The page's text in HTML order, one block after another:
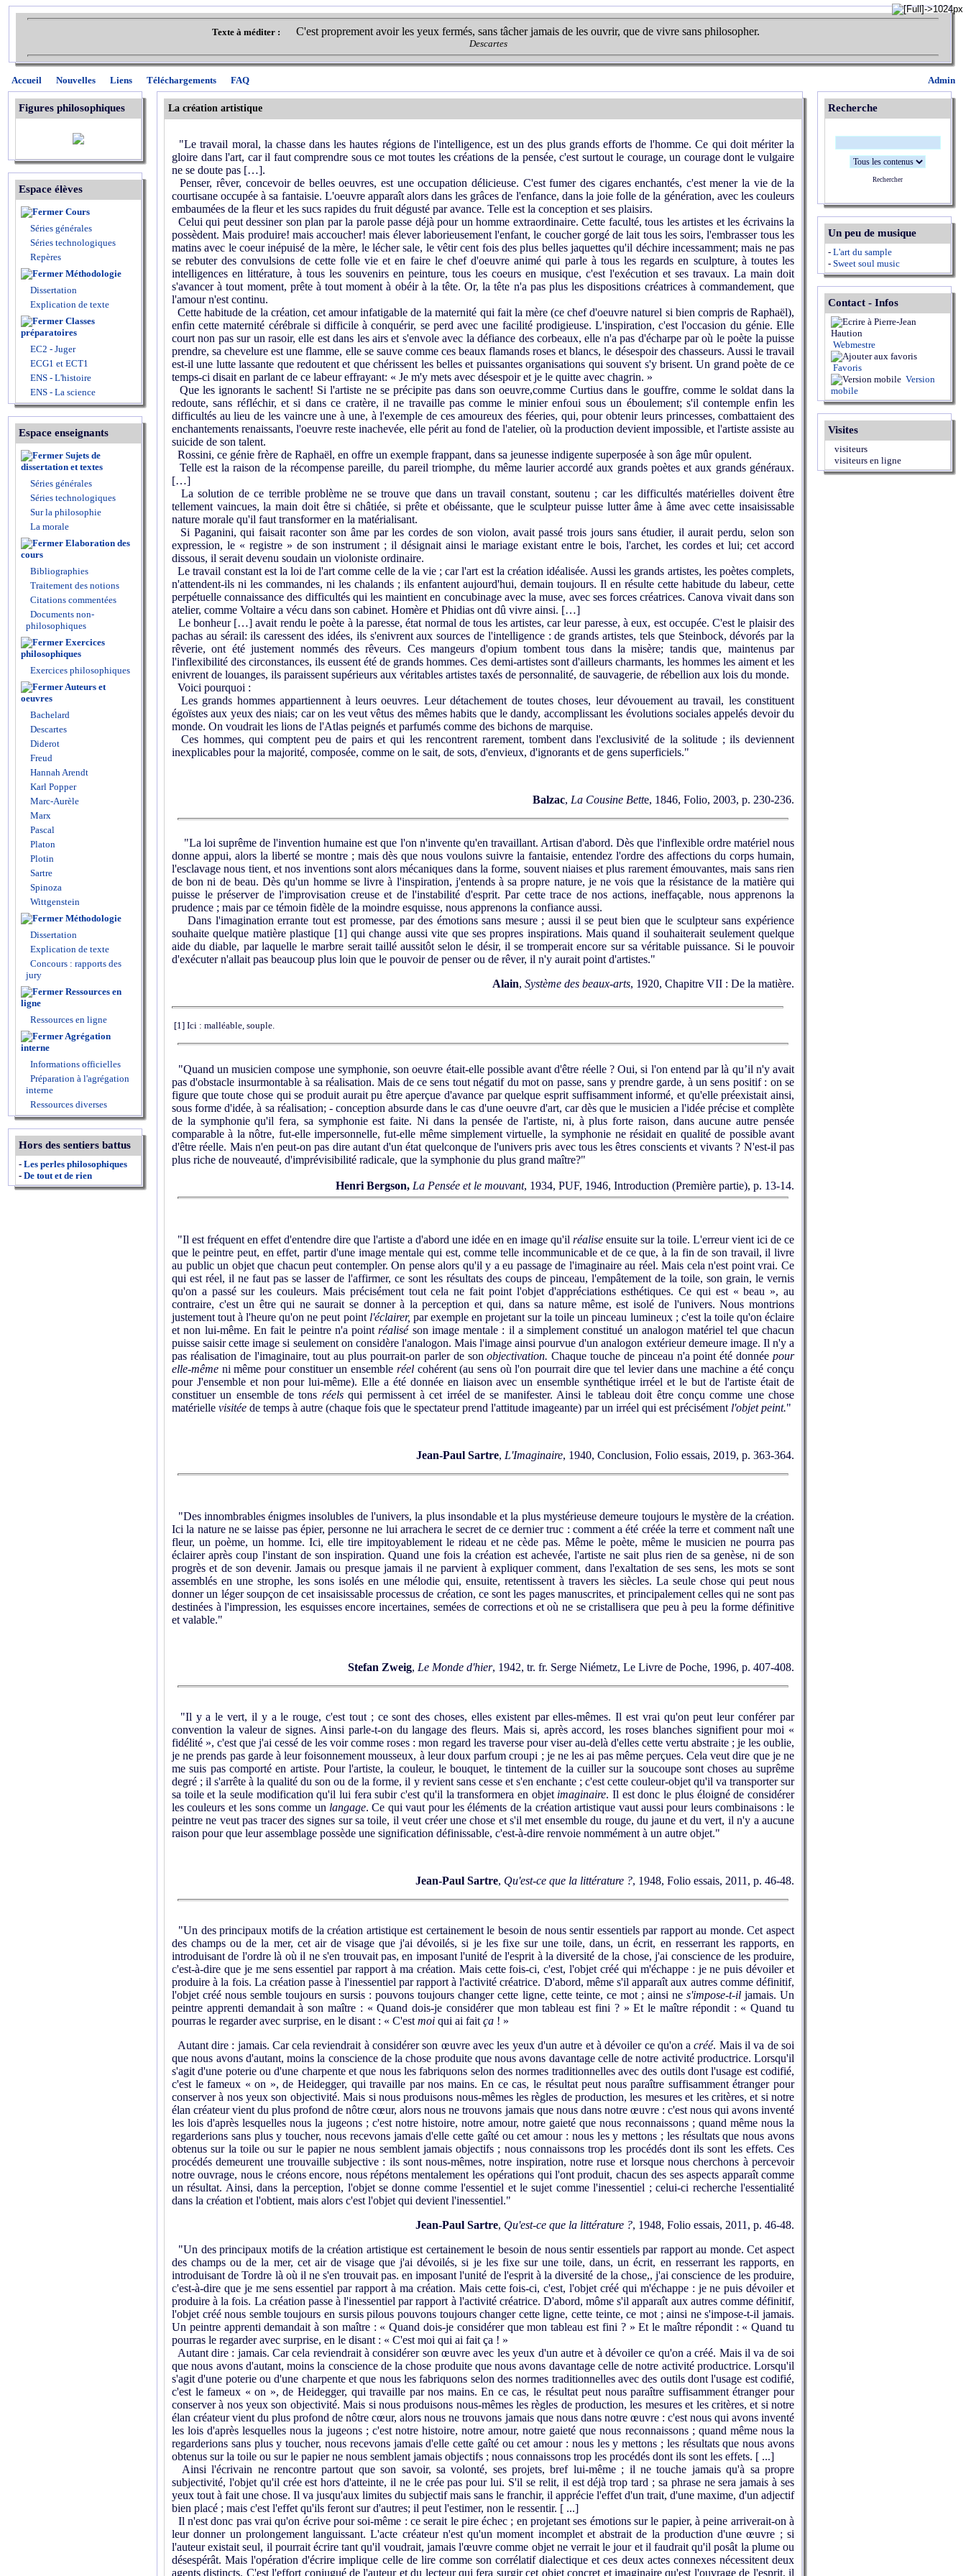
Texte à méditer : C'est proprement avoir les yeux fermés, sans tâcher jamais de les ouvrir, que de vivre sans philosopher.
Descartes
Admin
Accueil Nouvelles Liens Téléchargements FAQ
Figures philosophiques
Espace élèves
Cours
Séries générales
Séries technologiques
Repères
Méthodologie
Dissertation
Explication de texte
Classes
préparatoires
EC2 - Juger
ECG1 et ECT1
ENS - L'histoire
ENS - La science
Espace enseignants
Sujets de
dissertation et textes
Séries générales
Séries technologiques
Sur la philosophie
La morale
Elaboration des
cours
Bibliographies
Traitement des notions
Citations commentées
Documents non-
philosophiques
Exercices
philosophiques
Exercices philosophiques
Auteurs et
oeuvres
Bachelard
Descartes
Diderot
Freud
Hannah Arendt
Karl Popper
Marc-Aurèle
Marx
Pascal
Platon
Plotin
Sartre
Spinoza
Wittgenstein
Méthodologie
Dissertation
Explication de texte
Concours : rapports des
jury
Ressources en
ligne
Ressources en ligne
Agrégation
interne
Informations officielles
Préparation à l'agrégation
interne
Ressources diverses
Hors des sentiers battus
- Les perles philosophiques
- De tout et de rien
La création artistique
"Le travail moral, la chasse dans les hautes régions de l'intelligence, est un des plus grands efforts de l'homme. Ce qui doit mériter la
gloire dans l'art, car il faut comprendre sous ce mot toutes les créations de la pensée, c'est surtout le courage, un courage dont le vulgaire
ne se doute pas […].
Penser, rêver, concevoir de belles oeuvres, est une occupation délicieuse. C'est fumer des cigares enchantés, c'est mener la vie de la
courtisane occupée à sa fantaisie. L'oeuvre apparaît alors dans les grâces de l'enfance, dans la joie folle de la génération, avec les couleurs
embaumées de la fleur et les sucs rapides du fruit dégusté par avance. Telle est la conception et ses plaisirs.
Celui qui peut dessiner son plan par la parole passe déjà pour un homme extraordinaire. Cette faculté, tous les artistes et les écrivains la
possèdent. Mais produire! mais accoucher! mais élever laborieusement l'enfant, le coucher gorgé de lait tous les soirs, l'embrasser tous les
matins avec le coeur inépuisé de la mère, le lécher sale, le vêtir cent fois des plus belles jaquettes qu'il déchire incessamment; mais ne pas
se rebuter des convulsions de cette folle vie et en faire le chef d'oeuvre animé qui parle à tous les regards en sculpture, à toutes les
intelligences en littérature, à tous les souvenirs en peinture, tous les coeurs en musique, c'est l'exécution et ses travaux. La main doit
s'avancer à tout moment, prête à tout moment à obéir à la tête. Or, la tête n'a pas plus les dispositions créatrices à commandement, que
l'amour n'est continu.
Cette habitude de la création, cet amour infatigable de la maternité qui fait la mère (ce chef d'oeuvre naturel si bien compris de Raphaël),
enfin cette maternité cérébrale si difficile à conquérir, se perd avec une facilité prodigieuse. L'inspiration, c'est l'occasion du génie. Elle
court non pas sur un rasoir, elle est dans les airs et s'envole avec la défiance des corbeaux, elle n'a pas d'écharpe par où le poète la puisse
prendre, sa chevelure est une flamme, elle se sauve comme ces beaux flamands roses et blancs, le désespoir des chasseurs. Aussi le travail
est-il une lutte lassante que redoutent et que chérissent les belles et puissantes organisations qui souvent s'y brisent. Un grand poète de ce
temps-ci disait en parlant de ce labeur effrayant: « Je m'y mets avec désespoir et je le quitte avec chagrin. »
Que les ignorants le sachent! Si l'artiste ne se précipite pas dans son oeuvre,comme Curtius dans le gouffre, comme le soldat dans la
redoute, sans réfléchir, et si dans ce cratère, il ne travaille pas comme le minier enfoui sous un éboulement; s'il contemple enfin les
difficultés au lieu de les vaincre une à une, à l'exemple de ces amoureux des féeries, qui, pour obtenir leurs princesses, combattaient des
enchantements renaissants, l'oeuvre reste inachevée, elle périt au fond de l'atelier, où la production devient impossible, et l'artiste assiste au
suicide de son talent.
Rossini, ce génie frère de Raphaël, en offre un exemple frappant, dans sa jeunesse indigente superposée à son âge mûr opulent.
Telle est la raison de la récompense pareille, du pareil triomphe, du même laurier accordé aux grands poètes et aux grands généraux.
[…]
La solution de ce terrible problème ne se trouve que dans un travail constant, soutenu ; car les difficultés matérielles doivent être
tellement vaincues, la main doit être si châtiée, si prête et obéissante, que le sculpteur puisse lutter âme à âme avec cette insaisissable
nature morale qu'il faut transformer en la matérialisant.
Si Paganini, qui faisait raconter son âme par les cordes de son violon, avait passé trois jours sans étudier, il aurait perdu, selon son
expression, le « registre » de son instrument ; il désignait ainsi le mariage existant entre le bois, l'archet, les cordes et lui; cet accord
dissous, il serait devenu soudain un violoniste ordinaire.
Le travail constant est la loi de l'art comme celle de la vie ; car l'art est la création idéalisée. Aussi les grands artistes, les poètes complets,
n'attendent-ils ni les commandes, ni les chalands ; ils enfantent aujourd'hui, demain toujours. Il en résulte cette habitude du labeur, cette
perpétuelle connaissance des difficultés qui les maintient en concubinage avec la muse, avec ses forces créatrices. Canova vivait dans son
atelier, comme Voltaire a vécu dans son cabinet. Homère et Phidias ont dû vivre ainsi. […]
Le bonheur […] avait rendu le poète à la paresse, état normal de tous les artistes, car leur paresse, à eux, est occupée. C'est le plaisir des
pachas au sérail: ils caressent des idées, ils s'enivrent aux sources de l'intelligence : de grands artistes, tels que Steinbock, dévorés par la
rêverie, ont été justement nommés des rêveurs. Ces mangeurs d'opium tombent tous dans la misère; tandis que, maintenus par
l'inflexibilité des circonstances, ils eussent été de grands hommes. Ces demi-artistes sont d'ailleurs charmants, les hommes les aiment et les
enivrent de louanges, ils paraissent supérieurs aux véritables artistes taxés de personnalité, de sauvagerie, de rébellion aux lois du monde.
Voici pourquoi :
Les grands hommes appartiennent à leurs oeuvres. Leur détachement de toutes choses, leur dévouement au travail, les constituent
égoïstes aux yeux des niais; car on les veut vêtus des mêmes habits que le dandy, accomplissant les évolutions sociales appelés devoir du
monde. On voudrait les lions de l'Atlas peignés et parfumés comme des bichons de marquise.
Ces hommes, qui comptent peu de pairs et qui les rencontrent rarement, tombent dans l'exclusivité de la solitude ; ils deviennent
inexplicables pour la majorité, composée, comme on le sait, de sots, d'envieux, d'ignorants et de gens superficiels."
Balzac, La Cousine Bette, 1846, Folio, 2003, p. 230-236.
"La loi suprême de l'invention humaine est que l'on n'invente qu'en travaillant. Artisan d'abord. Dès que l'inflexible ordre matériel nous
donne appui, alors la liberté se montre ; mais dès que nous voulons suivre la fantaisie, entendez l'ordre des affections du corps humain,
l'esclavage nous tient, et nos inventions sont alors mécaniques dans la forme, souvent niaises et plus rarement émouvantes, mais sans rien
de bon ni de beau. Dès qu'un homme se livre à l'inspiration, j'entends à sa propre nature, je ne vois que la résistance de la matière qui
puisse le préserver de l'improvisation creuse et de l'instabilité d'esprit. Par cette trace de nos actions, ineffaçable, nous apprenons la
prudence ; mais par ce témoin fidèle de la moindre esquisse, nous apprenons la confiance aussi.
Dans l'imagination errante tout est promesse, par des émotions sans mesure ; aussi il se peut bien que le sculpteur sans expérience
souhaite quelque matière plastique [1]qui change aussi vite que ses propres inspirations. Mais quand il souhaiterait seulement quelque
aide du diable, par laquelle le marbre serait taillé aussitôt selon le désir, il se tromperait encore sur sa véritable puissance. Si le pouvoir
d'exécuter n'allait pas beaucoup plus loin que le pouvoir de penser ou de rêver, il n'y aurait point d'artistes."
Alain, Système des beaux-arts, 1920, Chapitre VII : De la matière.
[1] Ici : malléable, souple.
"Quand un musicien compose une symphonie, son oeuvre était-elle possible avant d'être réelle ? Oui, si l'on entend par là qu’il n'y avait
pas d'obstacle insurmontable à sa réalisation. Mais de ce sens tout négatif du mot on passe, sans y prendre garde, à un sens positif : on se
figure que toute chose qui se produit aurait pu être aperçue d'avance par quelque esprit suffisamment informé, et qu'elle préexistait ainsi,
sous forme d'idée, à sa réalisation; - conception absurde dans le cas d'une oeuvre d'art, car dès que le musicien a l'idée précise et complète
de la symphonie qu'il fera, sa symphonie est faite. Ni dans la pensée de l'artiste, ni, à plus forte raison, dans aucune autre pensée
comparable à la nôtre, fut-elle impersonnelle, fut-elle même simplement virtuelle, la symphonie ne résidait en qualité de possible avant
d'être réelle. Mais n'en peut-on pas dire autant d'un état quelconque de l'univers pris avec tous les êtres conscients et vivants ? N'est-il pas
plus riche de nouveauté, d'imprévisibilité radicale, que la symphonie du plus grand maître?"
Henri Bergson, La Pensée et le mouvant, 1934, PUF, 1946, Introduction (Première partie), p. 13-14.
"Il est fréquent en effet d'entendre dire que l'artiste a d'abord une idée en en image qu'il réalise ensuite sur la toile. L'erreur vient ici de ce
que le peintre peut, en effet, partir d'une image mentale qui est, comme telle incommunicable et de ce que, à la fin de son travail, il livre
au public un objet que chacun peut contempler. On pense alors qu'il y a eu passage de l'imaginaire au réel. Mais cela n'est point vrai. Ce
qui est réel, il ne faut pas se lasser de l'affirmer, ce sont les résultats des coups de pinceau, l'empâtement de la toile, son grain, le vernis
qu'on a passé sur les couleurs. Mais précisément tout cela ne fait point l'objet d'appréciations esthétiques. Ce qui est « beau », au
contraire, c'est un être qui ne saurait se donner à la perception et qui, dans sa nature même, est isolé de l'univers. Nous montrions
justement tout à l'heure qu'on ne peut point l'éclairer, par exemple en projetant sur la toile un pinceau lumineux ; c'est la toile qu'on éclaire
et non lui-même. En fait le peintre n'a pointréalisé son image mentale : il a simplement constitué un analogon matériel tel que chacun
puisse saisir cette image si seulement on considère l'analogon. Mais l'image ainsi pourvue d'un analogon extérieur demeure image. Il n'y a
pas réalisation de l'imaginaire, tout au plus pourrait-on parler de sonobjectivation.Chaque touche de pinceau n'a point été donnéepour
elle-même ni même pour constituer un ensemble réel cohérent (au sens où l'on pourrait dire que tel levier dans une machine a été conçu
pour J'ensemble et non pour lui-même). Elle a été donnée en liaison avec un ensemble synthétique irréel et le but de l'artiste était de
constituer un ensemble de tons réelsqui permissent à cet irréel de se manifester. Ainsi le tableau doit être conçu comme une chose
matérielle visitée de temps à autre (chaque fois que le spectateur prend l'attitude imageante) par un irréel qui est précisément l'objet peint."
Jean-Paul Sartre, L'Imaginaire, 1940, Conclusion, Folio essais, 2019, p. 363-364.
"Des innombrables énigmes insolubles de l'univers, la plus insondable et la plus mystérieuse demeure toujours le mystère de la création.
Ici la nature ne se laisse pas épier, personne ne lui arrachera le secret de ce dernier truc : comment a été créée la terre et comment naît une
fleur, un poème, un homme. Ici, elle tire impitoyablement le rideau et ne cède pas. Même le poète, même le musicien ne pourra pas
éclairer après coup l'instant de son inspiration. Quand une fois la création est achevée, l'artiste ne sait plus rien de sa genèse, ni de son
progrès et de son devenir. Jamais ou presque jamais il ne parvient à expliquer comment, dans l'exaltation de ses sens, les mots se sont
assemblés en une strophe, les sons isolés en une mélodie qui, ensuite, retentissent à travers les siècles. La seule chose qui peut nous
donner un léger soupçon de cet insaisissable processus de création, ce sont les pages manuscrites, et principalement celles qui ne sont pas
destinées à l'impression, les esquisses encore incertaines, semées de corrections et où ne se cristallisera que peu à peu la forme définitive
et valable."
Stefan Zweig, Le Monde d'hier, 1942, tr. fr. Serge Niémetz, Le Livre de Poche, 1996, p. 407-408.
"Il y a le vert, il y a le rouge, c'est tout ; ce sont des choses, elles existent par elles-mêmes. Il est vrai qu'on peut leur conférer par
convention la valeur de signes. Ainsi parle-t-on du langage des fleurs. Mais si, après accord, les roses blanches signifient pour moi «
fidélité », c'est que j'ai cessé de les voir comme roses : mon regard les traverse pour viser au-delà d'elles cette vertu abstraite ; je les oublie,
je ne prends pas garde à leur foisonnement mousseux, à leur doux parfum croupi ; je ne les ai pas même perçues. Cela veut dire que je ne
me suis pas comporté en artiste. Pour l'artiste, la couleur, le bouquet, le tintement de la cuiller sur la soucoupe sont choses au suprême
degré ; il s'arrête à la qualité du son ou de la forme, il y revient sans cesse et s'en enchante ; c'est cette couleur-objet qu'il va transporter sur
sa toile et la seule modification qu'il lui fera subir c'est qu'il la transformera en objet imaginaire. Il est donc le plus éloigné de considérer
les couleurs et les sons comme un langage. Ce qui vaut pour les éléments de la création artistique vaut aussi pour leurs combinaisons : le
peintre ne veut pas tracer des signes sur sa toile, il veut créer une chose et s'il met ensemble du rouge, du jaune et du vert, il n'y a aucune
raison pour que leur assemblage possède une signification définissable, c'est-à-dire renvoie nommément à un autre objet."
Jean-Paul Sartre, Qu'est-ce que la littérature ?, 1948, Folio essais, 2011, p. 46-48.
"Un des principaux motifs de la création artistique est certainement le besoin de nous sentir essentiels par rapport au monde. Cet aspect
des champs ou de la mer, cet air de visage que j'ai dévoilés, si je les fixe sur une toile, dans, un écrit, en resserrant les rapports, en
introduisant de l'ordre là où il ne s'en trouvait pas, en imposant l'unité de l'esprit à la diversité de la chose, j'ai conscience de les produire,
c'est-à-dire que je me sens essentiel par rapport à ma création. Mais cette fois-ci, c'est, l'objet créé qui m'échappe : je ne puis dévoiler et
produire à la fois. La création passe à l'inessentiel par rapport à l'activité créatrice. D'abord, même s'il apparaît aux autres comme définitif,
l'objet créé nous semble toujours en sursis : pouvons toujours changer cette ligne, cette teinte, ce mot ; ainsi ne s'impose-t-iljamais. Un
peintre apprenti demandait à son maître : « Quand dois-je considérer que mon tableau est fini ? » Et le maître répondit : « Quand tu
pourras le regarder avec surprise, en le disant : « C'est moi qui ai fait ça ! »
Autant dire : jamais. Car cela reviendrait à considérer son œuvre avec les yeux d'un autre et à dévoiler ce qu'on acréé. Mais il va de soi
que nous avons d'autant, moins la conscience de la chose produite que nous avons davantage celle de notre activité productrice. Lorsqu'il
s'agit d'une poterie ou d'une charpente et que nous les fabriquons selon des normes traditionnelles avec des outils dont l'usage est codifié,
c'est le fameux « on », de Heidegger, qui travaille par nos mains. En ce cas, le résultat peut nous paraître suffisamment étranger pour
conserver à nos yeux son objectivité. Mais si nous produisons nous-mêmes les règles de production, les mesures et les critères, et si notre
élan créateur vient du plus profond de nôtre cœur, alors nous ne trouvons jamais que nous dans notre œuvre : c'est nous qui avons inventé
les lois d'après lesquelles nous la jugeons ; c'est notre histoire, notre amour, notre gaieté que nous reconnaissons ; quand même nous la
regarderions sans plus y toucher, nous recevons jamais d'elle cette gaîté ou cet amour : nous les y mettons ; les résultats que nous avons
obtenus sur la toile ou sur le papier ne nous semblent jamais objectifs ; nous connaissons trop les procédés dont ils sont les effets. Ces
procédés demeurent une trouvaille subjective : ils sont nous-mêmes, notre inspiration, notre ruse et lorsque nous cherchons à percevoir
notre ouvrage, nous le créons encore, nous répétons mentalement les opérations qui l'ont produit, chacun des ses aspects apparaît comme
un résultat. Ainsi, dans la perception, l'objet se donne comme l'essentiel et le sujet comme l'inessentiel ; celui-ci recherche l'essentialité
dans la création et l'obtient, mais alors c'est l'objet qui devient l'inessentiel."
Jean-Paul Sartre, Qu'est-ce que la littérature ?, 1948, Folio essais, 2011, p. 46-48.
"Un des principaux motifs de la création artistique est certainement le besoin de nous sentir essentiels par rapport au monde. Cet aspect
des champs ou de la mer, cet air de visage que j'ai dévoilés, si je les fixe sur une toile, dans, un écrit, en resserrant les rapports, en
introduisant de Tordre là où il ne s'en trouvait pas. en imposant l'unité de l'esprit à la diversité de la chose,, j'ai conscience de les produire,
c'est-à-dire que je me sens essentiel par rapport à ma création. Mais cette fois-ci, c'est, l'objet créé qui m'échappe : je ne puis dévoiler et
produire à la fois. La création passe à l'inessentiel par rapport à l'activité créatrice. D'abord, môme s'il apparaît aux autres comme définitif,
l'objet créé nous semble toujours en sursis pilous pouvons toujours changer cette ligne, cette teinte, ce mot ; ainsi ne s'impose-t-il jamais.
Un peintre apprenti demandait à son maître : « Quand dois-je considérer que mon tableau est fini ? » Et le maître répondit : « Quand tu
pourras le regarder avec surprise, en le disant : « C'est moi qui ai fait ça ! »
Autant dire : jamais. Car cela reviendrait à considérer son œuvre avec les yeux d'un autre et à dévoiler ce qu'on a créé. Mais il va de soi
que nous avons d'autant, moins la conscience de la chose produite que nous avons davantage celle de notre activité productrice. Lorsqu'il
s'agit d'une poterie ou d'une charpente et que nous les fabriquons selon des normes traditionnelles avec des outils dont l'usage est codifié,
c'est le fameux « on », de Heidegger, qui travaille par nos mains. En ce cas, le résultat peut nous paraître suffisamment étranger pour
conserver à nos yeux son objectivité. Mais si nous produisons nous-mêmes les règles de production, les mesures et les critères, et si notre
élan créateur vient du plus profond de nôtre cœur, alors nous ne trouvons jamais que nous dans notre œuvre : c'est nous qui avons inventé
les lois d'après lesquelles nous la jugeons ; c'est notre histoire, notre amour, notre gaieté que nous reconnaissons ; quand même nous la
regarderions sans plus y toucher, nous recevons jamais d'elle cette gaîté ou cet amour : nous les y mettons ; les résultats que nous avons
obtenus sur la toile ou sur le papier ne nous semblent jamais objectifs ; nous connaissons trop les procédés dont ils sont les effets. [ ...]
Ainsi l'écrivain ne rencontre partout que son savoir, sa volonté, ses projets, bref lui-même ; il ne touche jamais qu'à sa propre
subjectivité, l'objet qu'il crée est hors d'atteinte, il ne le crée pas pour lui. S'il se relit, il est déjà trop tard ; sa phrase ne sera jamais à ses
yeux tout à fait une chose. Il va jusqu'aux limites du subjectif mais sans le franchir, il apprécie l'effet d'un trait, d'une maxime, d'un adjectif
bien placé ; mais c'est l'effet qu'ils feront sur d'autres; il peut l'estimer, non le ressentir. [ ...]
Il n'est donc pas vrai qu'on écrive pour soi-même : ce serait le pire échec ; en projetant ses émotions sur le papier, à peine arriverait-on à
leur donner un prolongement languissant. L'acte créateur n'est qu'un moment incomplet et abstrait de la production d'une œuvre ; si
l'auteur existait seul, il pourrait écrire tant qu'il voudrait, jamais l'œuvre comme objet ne verrait le jour et il faudrait qu'il posât la plume ou
désespérât. Mais l'opération d'écrire implique celle de lire comme son corrélatif dialectique et ces deux actes connexes nécessitent deux
agents distincts. C'est l'effort conjugué de l'auteur et du lecteur qui fera surgir cet objet concret et imaginaire qu'est l'ouvrage de l'esprit, il
Recherche
Rechercher
Un peu de musique
- L'art du sample
- Sweet soul music
Contact - Infos
Webmestre
Favoris
Version
mobile
Visites
visiteurs
visiteurs en ligne